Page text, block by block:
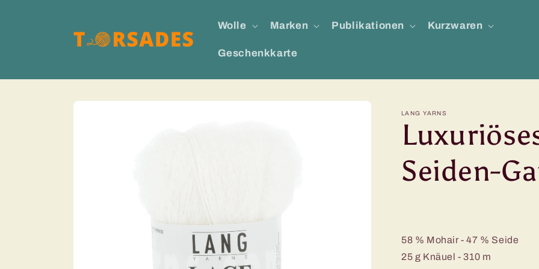
Wolle Marken Publikationen Kurzwaren
Geschenkkarte
LANG YARNS
Seiden-
58 % Mohair - 47 % Seide
25 g Knäuel - 310 m